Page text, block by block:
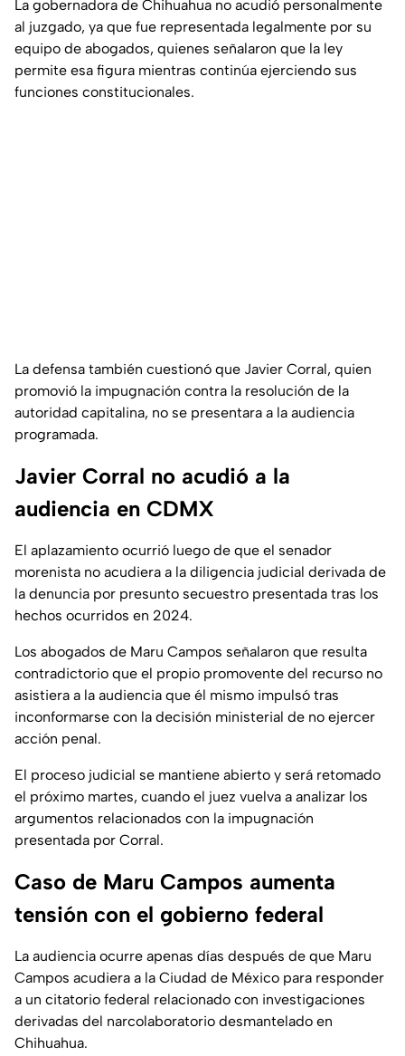
La gobernadora de Chihuahua no acudió personalmente
al juzgado, ya que fue representada legalmente por su
equipo de abogados, quienes señalaron que la ley
permite esa figura mientras continúa ejerciendo sus
funciones constitucionales.
La defensa también cuestionó que Javier Corral, quien
promovió la impugnación contra la resolución de la
autoridad capitalina, no se presentara a la audiencia
programada.
Javier Corral no acudió a la
audiencia en CDMX
El aplazamiento ocurrió luego de que el senador
morenista no acudiera a la diligencia judicial derivada de
la denuncia por presunto secuestro presentada tras los
hechos ocurridos en 2024.
Los abogados de Maru Campos señalaron que resulta
contradictorio que el propio promovente del recurso no
asistiera a la audiencia que él mismo impulsó tras
inconformarse con la decisión ministerial de no ejercer
acción penal.
El proceso judicial se mantiene abierto y será retomado
el próximo martes, cuando el juez vuelva a analizar los
argumentos relacionados con la impugnación
presentada por Corral.
Caso de Maru Campos aumenta
tensión con el gobierno federal
La audiencia ocurre apenas días después de que Maru
Campos acudiera a la Ciudad de México para responder
a un citatorio federal relacionado con investigaciones
derivadas del narcolaboratorio desmantelado en
Chihuahua.